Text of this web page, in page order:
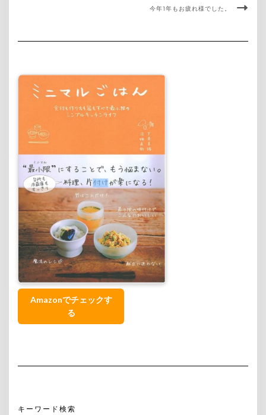
今年1年もお疲れ様でした。
Amazonでチェックす
る
キーワード検索